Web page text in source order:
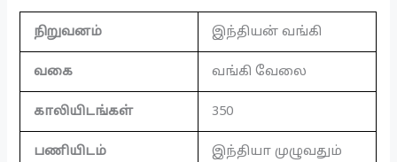
நிறுவனம் இந்தியன் வங்கி
வகை வங்கி வேலை
காலியிடங்கள் 350
பணியிடம் இந்தியா முழுவதும்